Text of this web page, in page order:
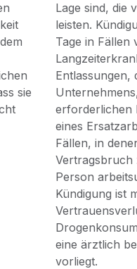
sie
Lage sind, die
leisten.
Tage in Fällen
Entlassungen,
erforderlichen
eines
Fällen, in
Person
Kündigung ist
eine ärztlich
vorliegt.